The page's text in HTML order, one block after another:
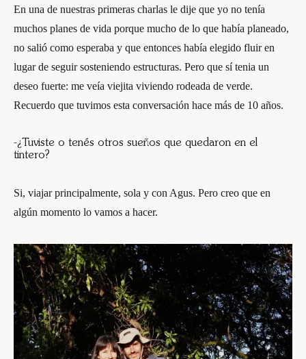
En una de nuestras primeras charlas le dije que yo no tenía
muchos planes de vida porque mucho de lo que había planeado,
no salió como esperaba y que entonces había elegido fluir en
lugar de seguir sosteniendo estructuras. Pero que sí tenia un
deseo fuerte: me veía viejita viviendo rodeada de verde.
Recuerdo que tuvimos esta conversación hace más de 10 años.
-¿Tuviste o tenés otros sueños que quedaron en el
tintero?
Si, viajar principalmente, sola y con Agus. Pero creo que en
algún momento lo vamos a hacer.